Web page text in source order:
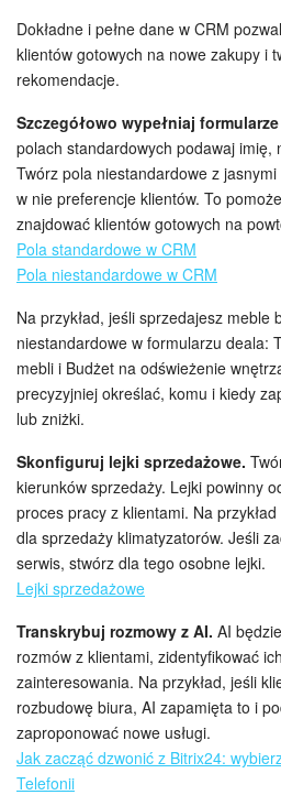
Dokładne i pełne dane w CRM
klientów gotowych na nowe zakupy i
rekomendacje.
Szczegółowo wypełniaj
polach standardowych podawaj imię,
Twórz pola niestandardowe z
w nie preferencje klientów. To
znajdować klientów gotowych na
Pola standardowe w CRM
Pola niestandardowe w CRM
Na przykład, jeśli sprzedajesz meble
niestandardowe w formularzu deala:
mebli i Budżet na odświeżenie
precyzyjniej określać, komu i kiedy
lub zniżki.
Skonfiguruj lejki sprzedażowe.
kierunków sprzedaży. Lejki powinny
proces pracy z klientami. Na
dla sprzedaży klimatyzatorów. Jeśli
serwis, stwórz dla tego osobne lejki.
Lejki sprzedażowe
Transkrybuj rozmowy z AI. AI
rozmów z klientami, zidentyfikować
zainteresowania. Na przykład, jeśli
rozbudowę biura, AI zapamięta to i
zaproponować nowe usługi.
Jak zacząć dzwonić z Bitrix24:
Telefonii